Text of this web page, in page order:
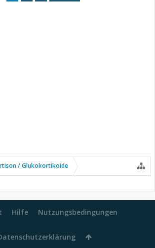
/ Glukokortikoide
Hilfe Nutzungsbedingungen